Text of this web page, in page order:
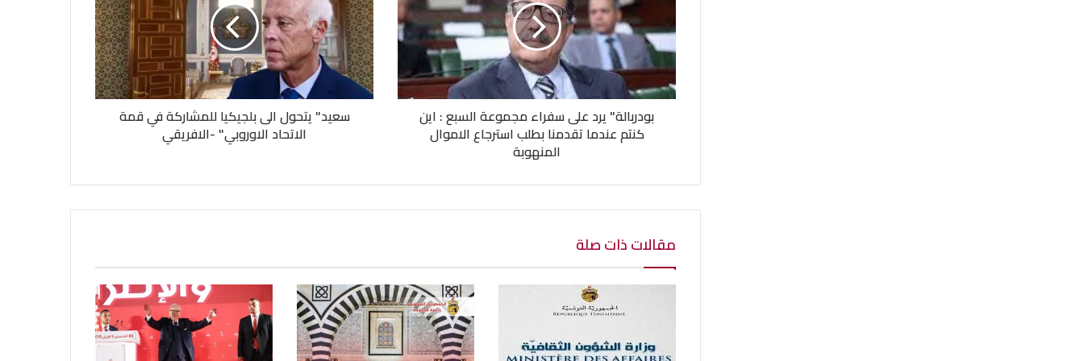
بودربالة" يرد على سفراء مجموعة السبع : اين
كنتم عندما تقدمنا بطلب استرجاع الاموال
المنهوبة
سعيد" يتحول الى بلجيكيا للمشاركة في قمة
الاتحاد الاوروبي" -الافريقي
مقالات ذات صلة